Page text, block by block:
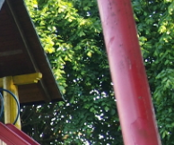
NATUR ERLEBEN
UNWETTER IN